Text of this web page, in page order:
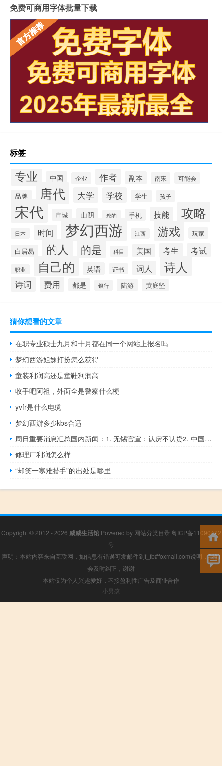
免费可商用字体批量下载
标签
专业 中国 企业 作者 副本 南宋 可能会
品牌 唐代 大学 学校 学生 孩子
宋代 宣城 山阴 您的 手机 技能 攻略
日本 时间 梦幻西游 江西 游戏 玩家
白居易 的人 的是 科目 美国 考生 考试
职业 自己的 英语 证书 词人 诗人
诗词 费用 都是 银行 陆游 黄庭坚
猜你想看的文章
在职专业硕士九月和十月都在同一个网站上报名吗
梦幻西游姐妹打扮怎么获得
童装利润高还是童鞋利润高
收手吧阿祖，外面全是警察什么梗
yvfr是什么电缆
梦幻西游多少kbs合适
周日重要消息汇总国内新闻：1. 无锡官宣：认房不认贷2. 中国农资流通协会：呼吁全力做好化肥等农资的国内供应3. 证监会焦津洪：及时清除市场里面的“坏鸡蛋”和“害群之马”4. 香港财政司司长陈茂波：解决港股流动性问题需全面检视各因素5. 招商银行发布《2023中国私人财富报告》316万人资产超千万6. 央行金中夏：人民币已成为全球第五大储备货币、第五大支付货币7. 王受文：将推出服务贸易开放创新发展的政策文件进一步完善政策措施8. 华为Mate 60 Pro今日全面开售上海、北京等地现排队盛况央视评：自主
修理厂利润怎么样
“却笑一寒难措手”的出处是哪里
Copyright © 2012 - 2026 威威生活馆Powered by 网站分类目录 粤ICP备11090422
号
声明：本站内容来自互联网，如信息有错误可发邮件到f_fb#foxmail.com说明，我们
会及时纠正，谢谢
本站仅为个人兴趣爱好，不接盈利性广告及商业合作
小男孩